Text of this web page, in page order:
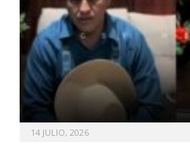
14 JULIO, 2026